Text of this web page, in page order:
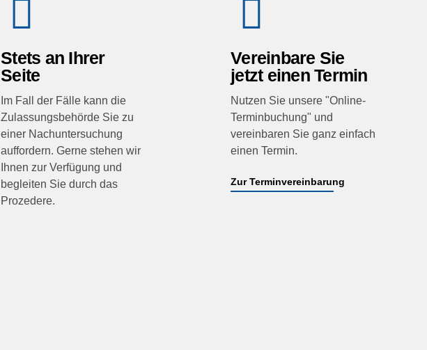
Stets an Ihrer
Seite
Im Fall der Fälle kann die
Zulassungsbehörde Sie zu
einer Nachuntersuchung
auffordern. Gerne stehen wir
Ihnen zur Verfügung und
begleiten Sie durch das
Prozedere.
Vereinbare Sie
jetzt einen Termin
Nutzen Sie unsere "Online-
Terminbuchung" und
vereinbaren Sie ganz einfach
einen Termin.
Zur Terminvereinbarung